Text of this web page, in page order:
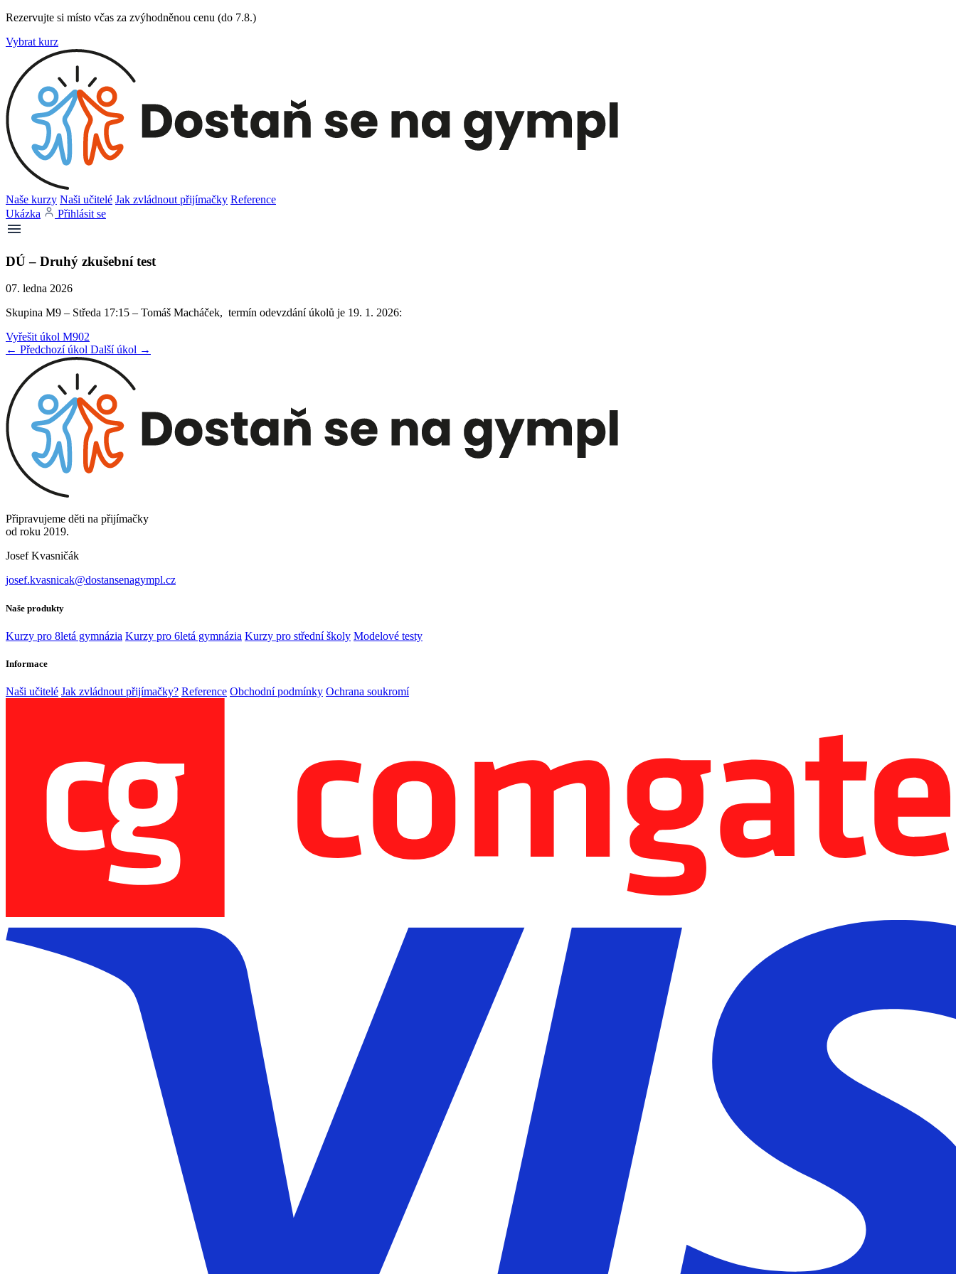
Rezervujte si místo včas za zvýhodněnou cenu (do 7.8.)
Vybrat kurz
Naše kurzy Naši učitelé Jak zvládnout přijímačky Reference
Ukázka
Přihlásit se
DÚ – Druhý zkušební test
07. ledna 2026
Skupina M9 – Středa 17:15 – Tomáš Macháček, termín odevzdání úkolů je 19. 1. 2026:
Vyřešit úkol M902
← Předchozí úkol Další úkol →
Připravujeme děti na přijímačky
od roku 2019.
Josef Kvasničák
josef.kvasnicak@dostansenagympl.cz
Naše produkty
Kurzy pro 8letá gymnázia Kurzy pro 6letá gymnázia Kurzy pro střední školy Modelové testy
Informace
Naši učitelé Jak zvládnout přijímačky? Reference Obchodní podmínky Ochrana soukromí